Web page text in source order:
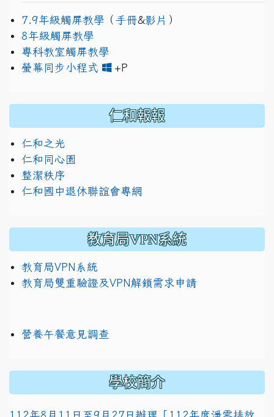
7.9年級觸屏教學 （ 手冊&影片 ）
8年級觸屏教學
專科教室觸屏教學
螢幕同步小程式
+P
仁和報報
仁和之光
仁和同心園
整潔秩序
仁和國中退休聯誼會專網
教育局VPN系統
教育局VPN系統
教育局雙重驗證及VPN解鎖需求申請
營養午餐意見調查
學校簡介
112年8月11日至9月27日辦理「112年度淨零排放